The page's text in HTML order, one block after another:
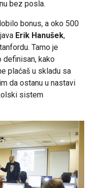
bez posla.
bonus, a oko 500
Erik Hanušek,
Tamo je
definisan, kako
plaćaš u skladu sa
da ostanu u nastavi
sistem